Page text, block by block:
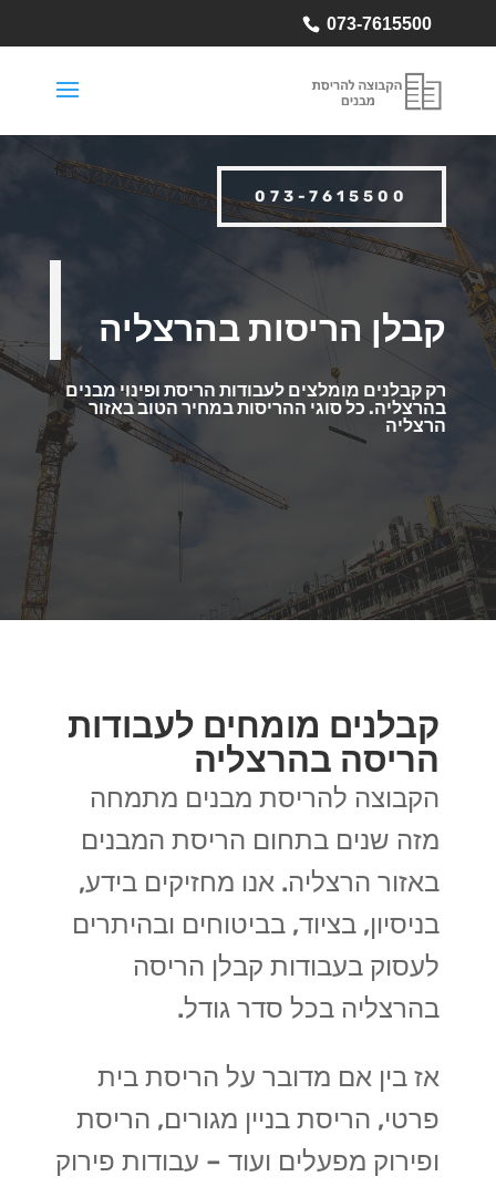
073-7615500
073-7615500
קבלן הריסות בהרצליה
רק קבלנים מומלצים לעבודות הריסת ופינוי מבנים
בהרצליה. כל סוגי ההריסות במחיר הטוב באזור
הרצליה
קבלנים מומחים לעבודות
הריסה בהרצליה
הקבוצה להריסת מבנים מתמחה
מזה שנים בתחום הריסת המבנים
באזור הרצליה. אנו מחזיקים בידע,
בניסיון, בציוד, בביטוחים ובהיתרים
לעסוק בעבודות קבלן הריסה
בהרצליה בכל סדר גודל.
אז בין אם מדובר על הריסת בית
פרטי, הריסת בניין מגורים, הריסת
ופירוק מפעלים ועוד – עבודות פירוק